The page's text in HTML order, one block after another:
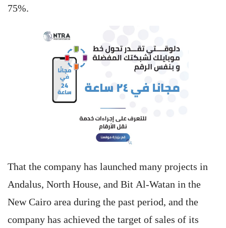
75%.
That the company has launched many projects in
Andalus, North House, and Bit Al-Watan in the
New Cairo area during the past period, and the
company has achieved the target of sales of its